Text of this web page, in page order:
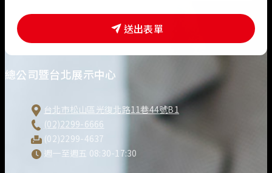
總公司暨台北展示中心
台北市松山區光復北路11巷44號B1
(02)2299-6666
(02)2299-4637
週一至週五 08:30-17:30
送出表單